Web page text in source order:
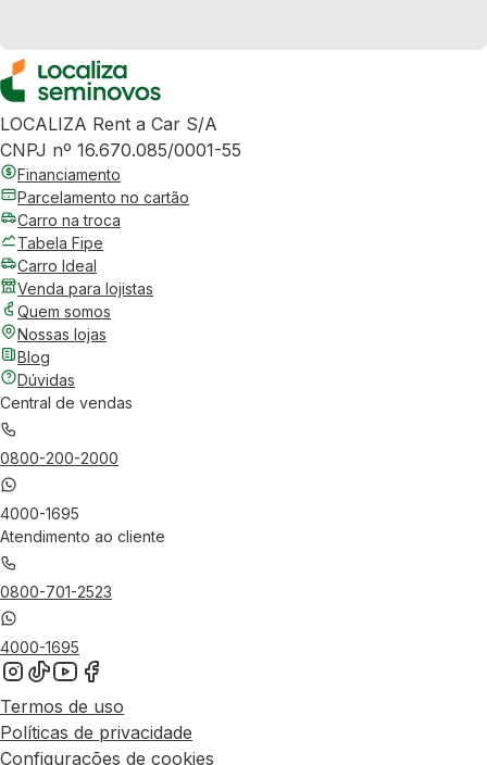
LOCALIZA Rent a Car S/A
CNPJ nº 16.670.085/0001-55
Financiamento
Parcelamento no cartão
Carro na troca
Tabela Fipe
Carro Ideal
Venda para lojistas
Quem somos
Nossas lojas
Blog
Dúvidas
Central de vendas
0800-200-2000
4000-1695
Atendimento ao cliente
0800-701-2523
4000-1695
Termos de uso
Políticas de privacidade
Configurações de cookies